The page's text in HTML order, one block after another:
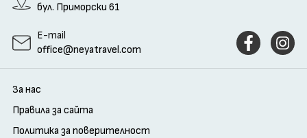
бул. Приморски 61
E-mail
office@neyatravel.com
За нас
Правила за сайта
Политика за поверителност